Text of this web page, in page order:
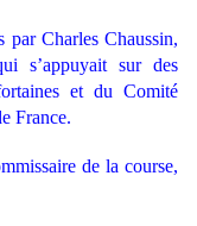
par Charles Chaussin,
s’appuyait sur des
et du Comité
France.
de la course,